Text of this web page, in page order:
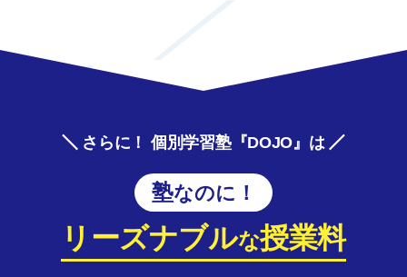
さらに！ 個別学習塾『DOJO』は
塾なのに！
リーズナブルな授業料